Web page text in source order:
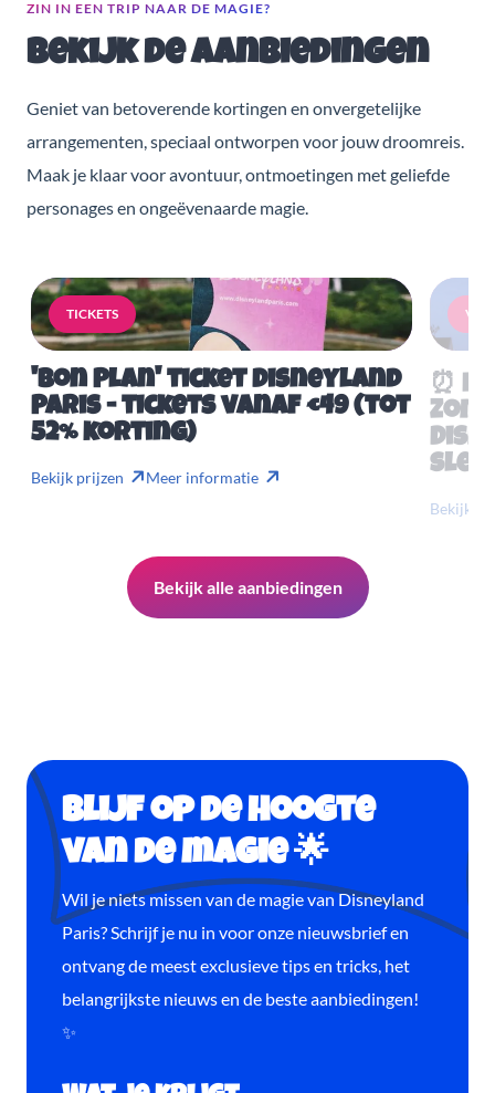
ZIN IN EEN TRIP NAAR DE MAGIE?
Bekijk de aanbiedingen
Geniet van betoverende kortingen en onvergetelijke
arrangementen, speciaal ontworpen voor jouw droomreis.
Maak je klaar voor avontuur, ontmoetingen met geliefde
personages en ongeëvenaarde magie.
TICKETS
'Bon Plan' ticket Disneyland
Paris - tickets vanaf €49 (tot
52% korting)
Bekijk prijzen Meer informatie
⏰
Bekijk
Bekijk alle aanbiedingen
Blijf op de hoogte
van de magie 🌟
Wil je niets missen van de magie van Disneyland
Paris? Schrijf je nu in voor onze nieuwsbrief en
ontvang de meest exclusieve tips en tricks, het
belangrijkste nieuws en de beste aanbiedingen!
✨